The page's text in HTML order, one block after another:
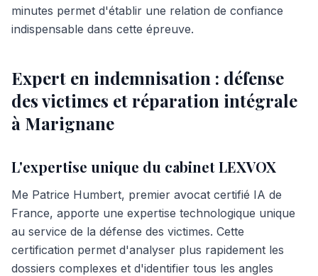
minutes permet d'établir une relation de confiance
indispensable dans cette épreuve.
Expert en indemnisation : défense
des victimes et réparation intégrale
à Marignane
L'expertise unique du cabinet LEXVOX
Me Patrice Humbert, premier avocat certifié IA de
France, apporte une expertise technologique unique
au service de la défense des victimes. Cette
certification permet d'analyser plus rapidement les
dossiers complexes et d'identifier tous les angles